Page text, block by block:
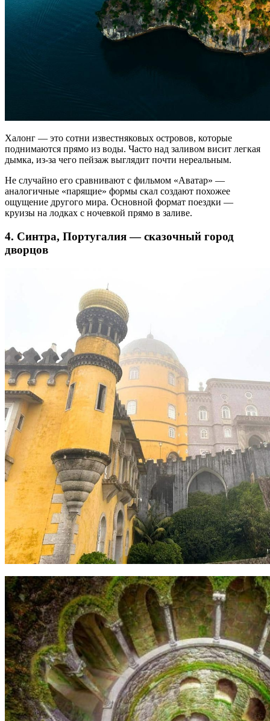
Халонг — это сотни известняковых островов, которые
поднимаются прямо из воды. Часто над заливом висит легкая
дымка, из-за чего пейзаж выглядит почти нереальным.
Не случайно его сравнивают с фильмом «Аватар» —
аналогичные «парящие» формы скал создают похожее
ощущение другого мира. Основной формат поездки —
круизы на лодках с ночевкой прямо в заливе.
4. Синтра, Португалия — сказочный город
дворцов